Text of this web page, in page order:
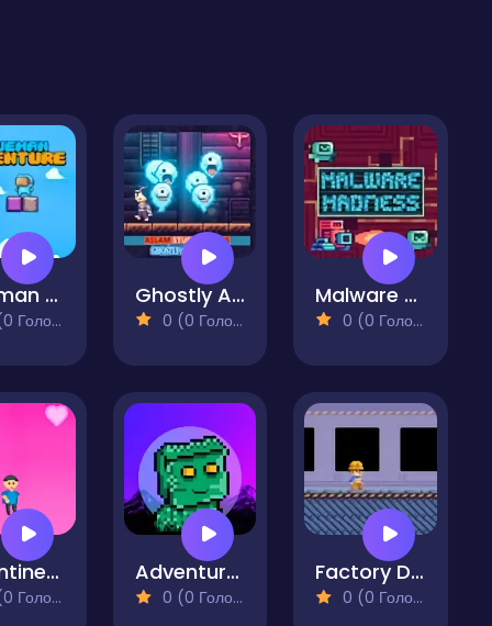
Blueman Adventure Ghostly Adventure
0 (0 Голосів)
Malware Madness
0 (0 Голосів)
Valentines Day Adventures Adventure Bot Action Platformer
0 (0 Голосів)
Factory Dash
0 (0 Голосів)